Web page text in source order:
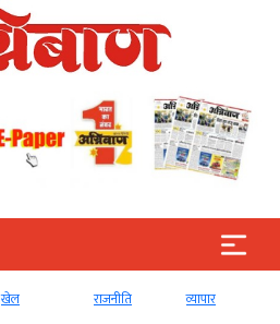
खेल राजनीति व्‍यापार